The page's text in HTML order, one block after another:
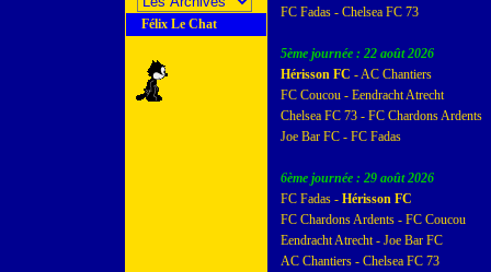
Félix Le Chat
FC Fadas - Chelsea FC 73
5ème journée : 22 août 2026
Hérisson FC - AC Chantiers
FC Coucou - Eendracht Atrecht
Chelsea FC 73 - FC Chardons Ardents
Joe Bar FC - FC Fadas
6ème journée : 29 août 2026
FC Fadas - Hérisson FC
FC Chardons Ardents - FC Coucou
Eendracht Atrecht - Joe Bar FC
AC Chantiers - Chelsea FC 73